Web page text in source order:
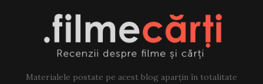
Materialele postate pe acest blog aparțin în totalitate